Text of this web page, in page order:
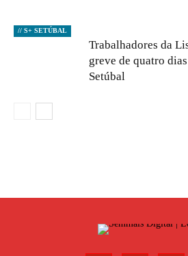
// S+ SETÚBAL
Trabalhadores da
greve de quatro
Setúbal